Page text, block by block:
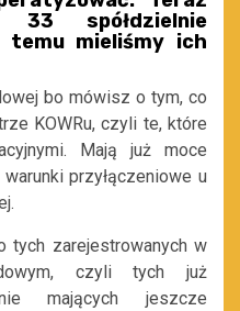
spółdzielnie
mieliśmy ich
bo mówisz o tym, co
KOWRu, czyli te, które
Mają już moce
przyłączeniowe u
tych zarejestrowanych w
czyli tych już
mających jeszcze